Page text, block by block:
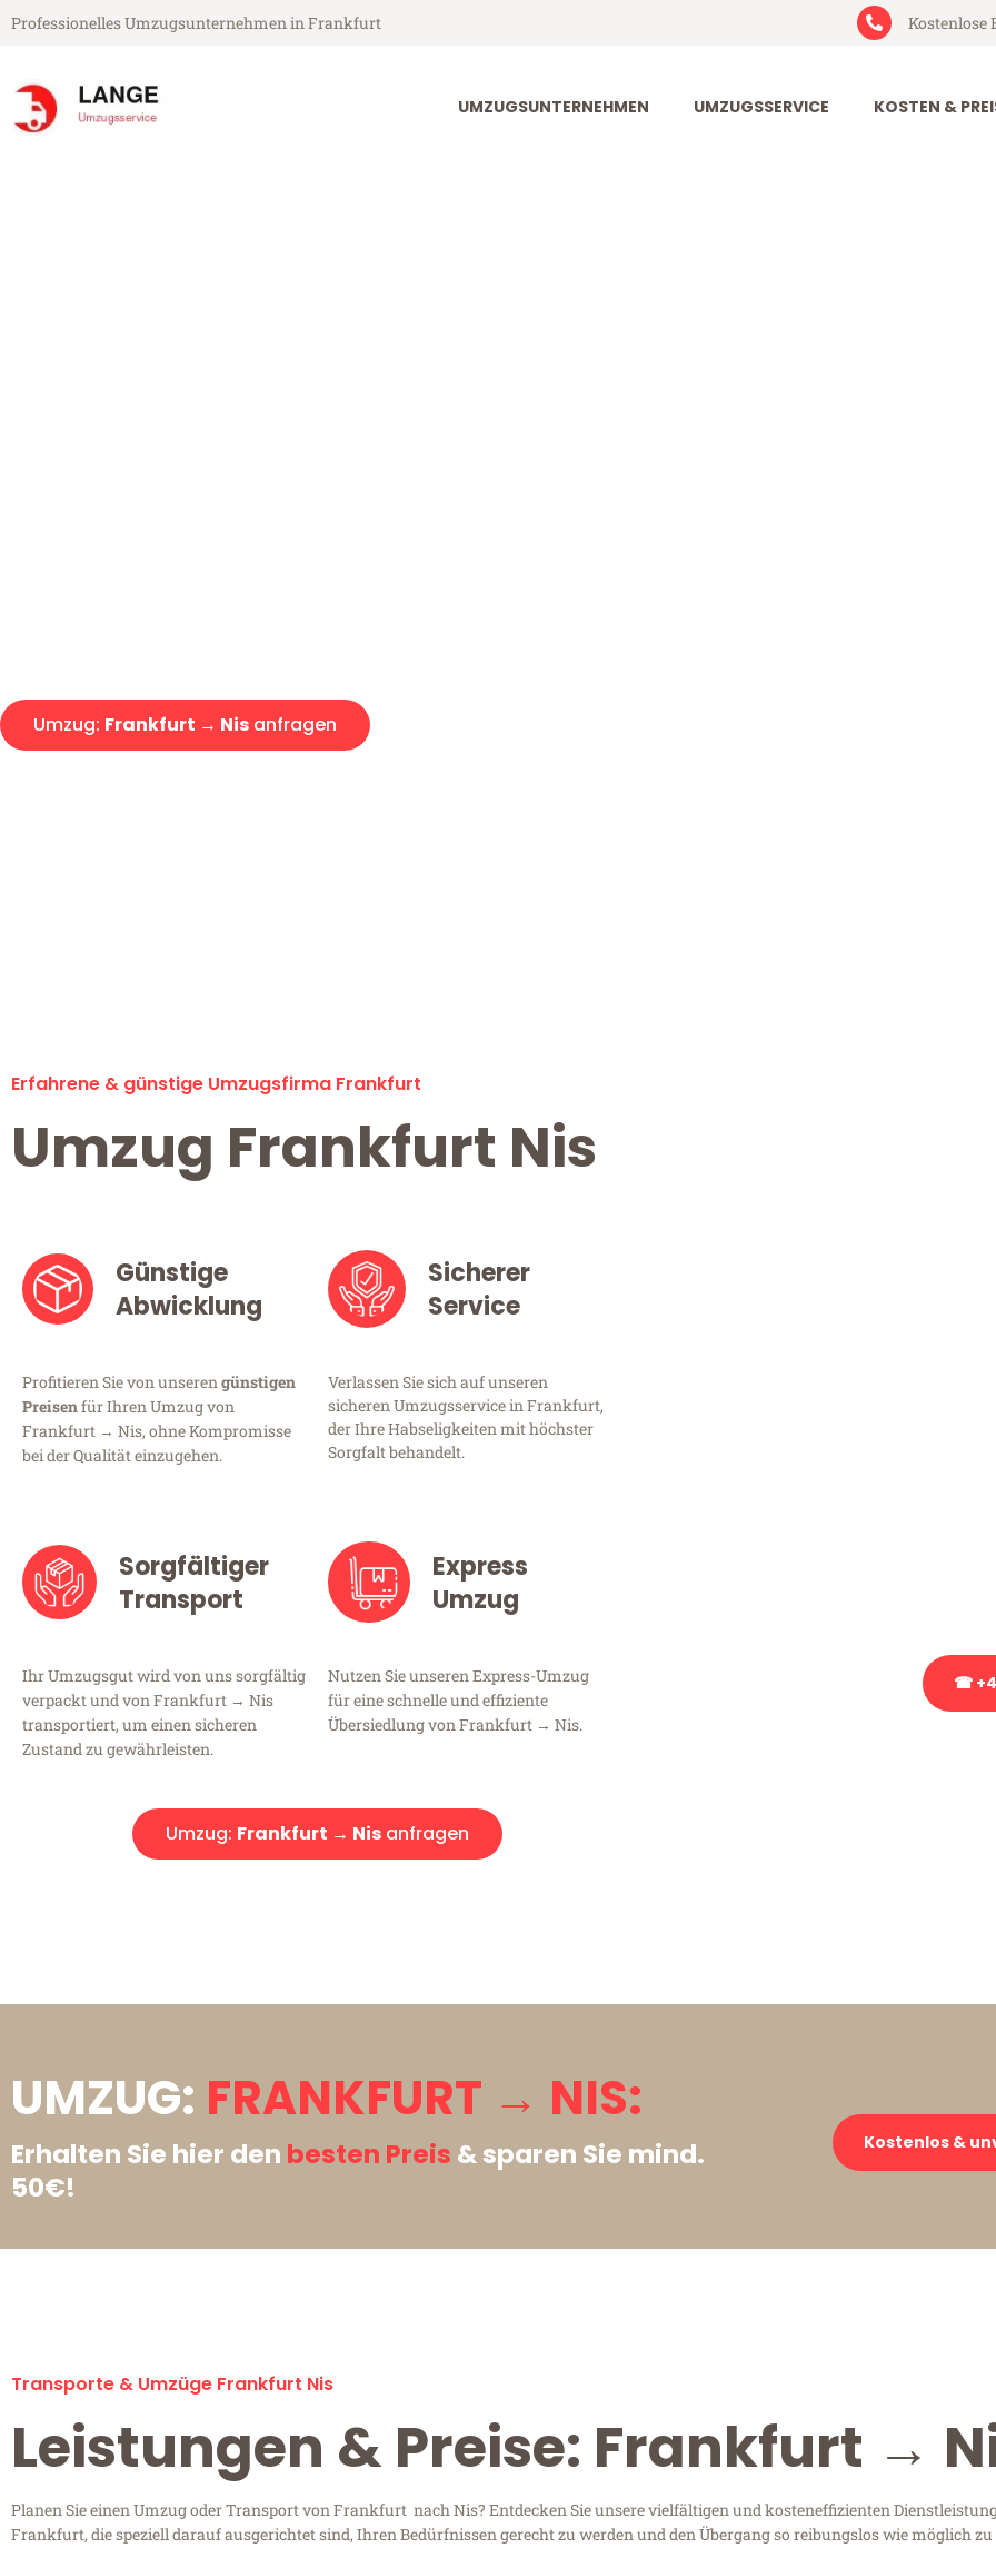
Professionelles Umzugsunternehmen in Frankfurt Kostenlose
UMZUGSUNTERNEHMEN UMZUGSSERVICE KOSTEN &
Umzug: Frankfurt → Nis anfragen
Erfahrene & günstige Umzugsfirma Frankfurt
Umzug Frankfurt Nis
Günstige
Abwicklung
Profitieren Sie von unserengünstigen
Preisenfür Ihren Umzug von
Frankfurt → Nis, ohne Kompromisse
bei der Qualität einzugehen.
Sicherer
Service
Verlassen Sie sich auf unseren
sicheren Umzugsservice in Frankfurt,
der Ihre Habseligkeiten mit höchster
Sorgfalt behandelt.
Sorgfältiger
Transport
Ihr Umzugsgut wird von uns sorgfältig
verpackt und von Frankfurt → Nis
transportiert, um einen sicheren
Zustand zu gewährleisten.
Express
Umzug
Nutzen Sie unseren Express-Umzug
für eine schnelle und effiziente
Übersiedlung von Frankfurt → Nis.
Umzug: Frankfurt → Nisanfragen
☎
UMZUG: FRANKFURT → NIS:
Erhalten Sie hier den besten Preis & sparen Sie mind.
50€!
Kostenlos &
Transporte & Umzüge Frankfurt Nis
Leistungen & Preise: Frankfurt →
Planen Sie einen Umzug oder Transport von Frankfurt nach Nis? Entdecken Sie unsere vielfältigen und kosteneffizienten
Frankfurt, die speziell darauf ausgerichtet sind, Ihren Bedürfnissen gerecht zu werden und den Übergang so reibungslos wie möglich zu